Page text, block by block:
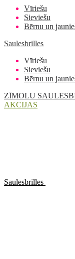
Vīriešu
Sieviešu
Bērnu un
Saulesbrilles
Vīriešu
Sieviešu
Bērnu un
ZĪMOLU
AKCIJAS
Saulesbrilles